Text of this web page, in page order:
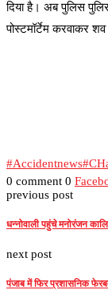
दिया है। अब पुलिस
पोस्टमॉर्टेम करवाकर
#Accidentnews
0 comment 0
previous post
धन्नोवाली पहुंचे मनोरंजन
next post
पंजाब में फिर प्रशासनिक